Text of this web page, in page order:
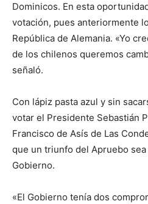
Dominicos. En esta
votación, pues anteriormente
República de Alemania. «Yo
de los chilenos queremos
señaló.
Con lápiz pasta azul y sin
votar el Presidente Sebastián
Francisco de Asís de Las
que un triunfo del Apruebo
Gobierno.
«El Gobierno tenía dos